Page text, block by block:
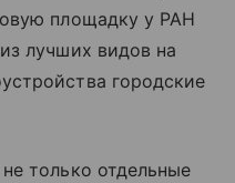
площадку у РАН
лучших видов на
городские
только отдельные